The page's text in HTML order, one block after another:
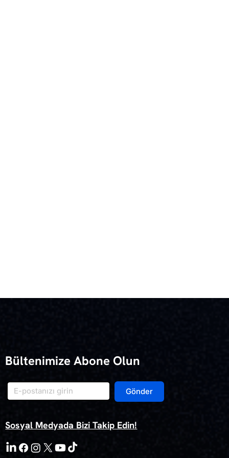
Bültenimize Abone Olun
Gönder
Sosyal Medyada Bizi Takip Edin!